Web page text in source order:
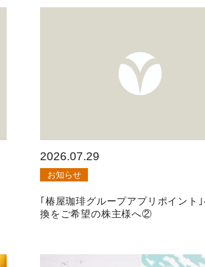
2026.07.29
お知らせ
｢椿屋珈琲グループアプリポイント
換をご希望の株主様へ②